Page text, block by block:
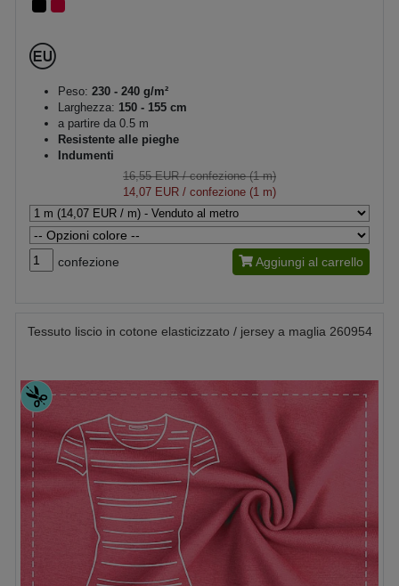
Peso: 230 - 240 g/m²
Larghezza: 150 - 155 cm
a partire da 0.5 m
Resistente alle pieghe
Indumenti
16,55 EUR/ confezione (1 m)
14,07 EUR / confezione (1 m)
confezione Aggiungi al carrello
Tessuto liscio in cotone elasticizzato / jersey a maglia 260954